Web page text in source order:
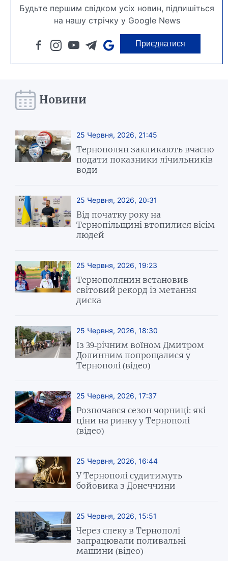
Будьте першим свідком усіх новин, підпишіться
на нашу стрічку у Google News
Приєднатися
Новини
25 Червня, 2026, 21:45
Тернополян закликають вчасно
подати показники лічильників
води
25 Червня, 2026, 20:31
Від початку року на
Тернопільщині втопилися вісім
людей
25 Червня, 2026, 19:23
Тернополянин встановив
світовий рекорд із метання
диска
25 Червня, 2026, 18:30
Із 39-річним воїном Дмитром
Долинним попрощалися у
Тернополі (відео)
25 Червня, 2026, 17:37
Розпочався сезон чорниці: які
ціни на ринку у Тернополі
(відео)
25 Червня, 2026, 16:44
У Тернополі судитимуть
бойовика з Донеччини
25 Червня, 2026, 15:51
Через спеку в Тернополі
запрацювали поливальні
машини (відео)